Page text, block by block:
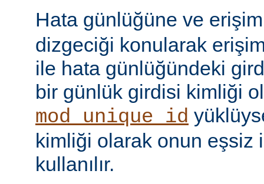
Hata günlüğüne ve
dizgeciği konularak
ile hata günlüğündeki
bir günlük girdisi kimliği
mod_unique_id
kimliği olarak onun eşsiz
kullanılır.